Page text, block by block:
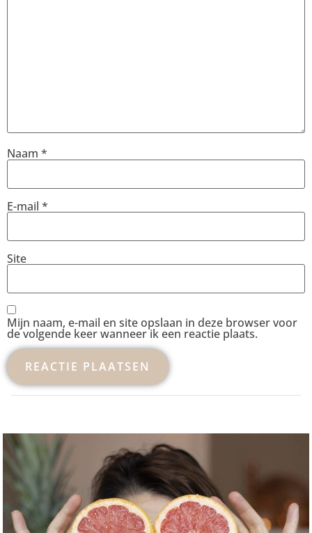
Naam *
E-mail *
Site
Mijn naam, e-mail en site opslaan in deze browser voor
de volgende keer wanneer ik een reactie plaats.